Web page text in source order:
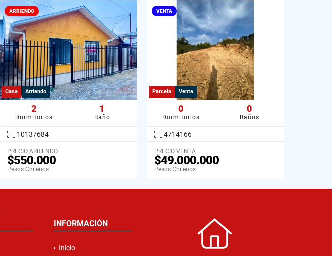
ARRIENDO
Casa Arriendo
2
Dormitorios
1
Baño
10137684
PRECIO ARRIENDO
$550.000
Pesos Chilenos
VENTA
Parcela Venta
0
Dormitorios
0
Baños
4714166
PRECIO VENTA
$49.000.000
Pesos Chilenos
INFORMACIÓN
Inicio